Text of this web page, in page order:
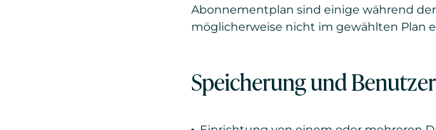
Abonnementplan sind einige während
möglicherweise nicht im gewählten Plan
Speicherung und Benutzer